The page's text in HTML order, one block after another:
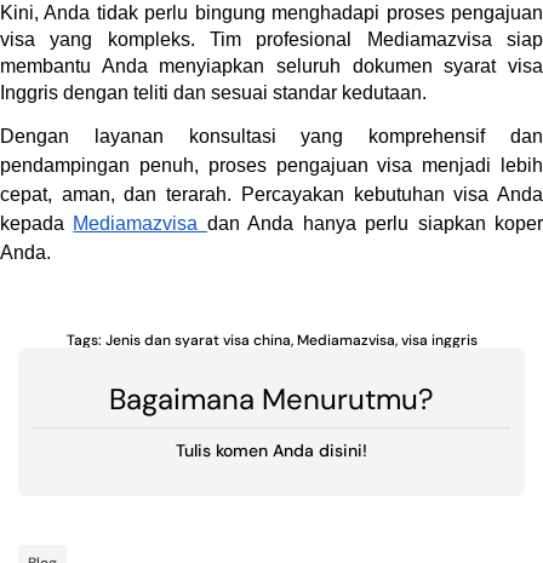
Kini, Anda tidak perlu bingung menghadapi proses pengajuan
visa yang kompleks. Tim profesional Mediamazvisa siap
membantu Anda menyiapkan seluruh dokumen syarat visa
Inggris dengan teliti dan sesuai standar kedutaan.
Dengan layanan konsultasi yang komprehensif dan
pendampingan penuh, proses pengajuan visa menjadi lebih
cepat, aman, dan terarah. Percayakan kebutuhan visa Anda
kepada Mediamazvisa dan Anda hanya perlu siapkan koper
Anda.
Tags: Jenis dan syarat visa china,Mediamazvisa,visa inggris
Bagaimana Menurutmu?
Tulis komen Anda disini!